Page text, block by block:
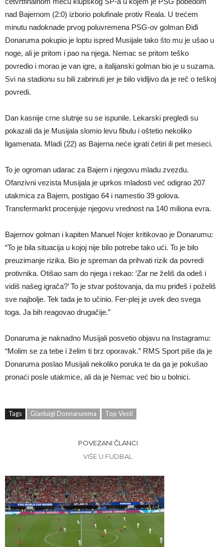
nad Bajernom (2:0) izborio polufinale protiv Reala. U trećem
minutu nadoknade prvog poluvremena PSG-ov golman Điđi
Donaruma pokupio je loptu ispred Musijale tako što mu je ušao u
noge, ali je pritom i pao na njega. Nemac se pritom teško
povredio i morao je van igre, a italijanski golman bio je u suzama.
Svi na stadionu su bili zabrinuti jer je bilo vidljivo da je reč o teškoj
povredi.
Dan kasnije crne slutnje su se ispunile. Lekarski pregledi su
pokazali da je Musijala slomio levu fibulu i oštetio nekoliko
ligamenata. Mladi (22) as Bajerna neće igrati četiri ili pet meseci.
To je ogroman udarac za Bajern i njegovu mladu zvezdu.
Ofanzivni vezista Musijala je uprkos mladosti već odigrao 207
utakmica za Bajern, postigao 64 i namestio 39 golova.
Transfermarkt procenjuje njegovu vrednost na 140 miliona evra.
Bajernov golman i kapiten Manuel Nojer kritikovao je Donarumu:
“To je bila situacija u kojoj nije bilo potrebe tako ući. To je bilo
preuzimanje rizika. Bio je spreman da prihvati rizik da povredi
protivnika. Otišao sam do njega i rekao: ‘Zar ne želiš da odeš i
vidiš našeg igrača?’ To je stvar poštovanja, da mu priđeš i poželiš
sve najbolje. Tek tada je to učinio. Fer-plej je uvek deo svega
toga. Ja bih reagovao drugačije.”
Donaruma je naknadno Musijali posvetio objavu na Instagramu:
“Molim se za tebe i želim ti brz oporavak.” RMS Sport piše da je
Donaruma poslao Musijali nekoliko poruka te da ga je pokušao
pronaći posle utakmice, ali da je Nemac već bio u bolnici.
Tags Gianluigi Donnarumma Top Vesti
POVEZANI ČLANCI
VIŠE U FUDBAL